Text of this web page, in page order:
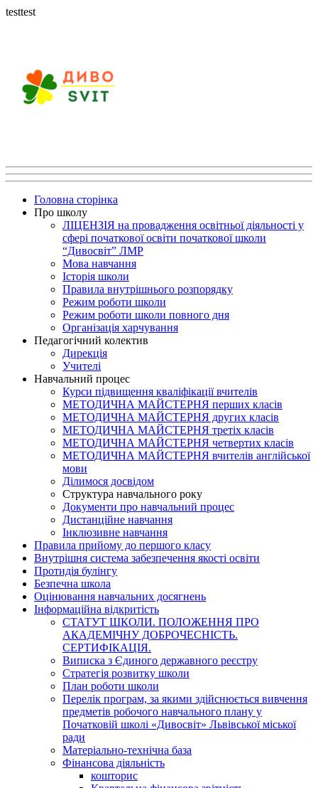
testtest
Головна сторінка
Про школу
ЛІЦЕНЗІЯ на провадження освітньої діяльності у
сфері початкової освіти початкової школи
“Дивосвіт” ЛМР
Мова навчання
Історія школи
Правила внутрішнього розпорядку
Режим роботи школи
Режим роботи школи повного дня
Організація харчування
Педагогічний колектив
Дирекція
Учителі
Навчальний процес
Курси підвищення кваліфікації вчителів
МЕТОДИЧНА МАЙСТЕРНЯ перших класів
МЕТОДИЧНА МАЙСТЕРНЯ других класів
МЕТОДИЧНА МАЙСТЕРНЯ третіх класів
МЕТОДИЧНА МАЙСТЕРНЯ четвертих класів
МЕТОДИЧНА МАЙСТЕРНЯ вчителів англійської
мови
Ділимося досвідом
Структура навчального року
Документи про навчальний процес
Дистанційне навчання
Інклюзивне навчання
Правила прийому до першого класу
Внутрішня система забезпечення якості освіти
Протидія булінгу
Безпечна школа
Оцінювання навчальних досягнень
Інформаційна відкритість
СТАТУТ ШКОЛИ. ПОЛОЖЕННЯ ПРО
АКАДЕМІЧНУ ДОБРОЧЕСНІСТЬ.
СЕРТИФІКАЦІЯ.
Виписка з Єдиного державного реєстру
Стратегія розвитку школи
План роботи школи
Перелік програм, за якими здійснюється вивчення
предметів робочого навчального плану у
Початковій школі «Дивосвіт» Львівської міської
ради
Матеріально-технічна база
Фінансова діяльність
кошторис